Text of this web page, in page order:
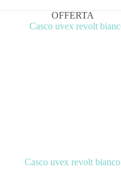
OUTLET
OFFERTA
Casco uvex revolt bianco